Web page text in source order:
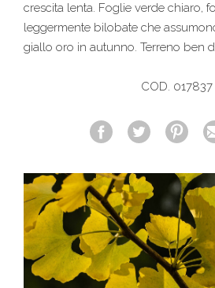
crescita lenta. Foglie verde chiaro,
leggermente bilobate che
giallo oro in autunno. Terreno ben
COD. 017837